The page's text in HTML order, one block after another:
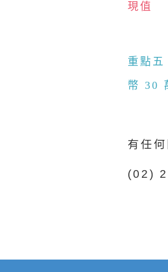
現值
重點
幣 30
有任
(02)